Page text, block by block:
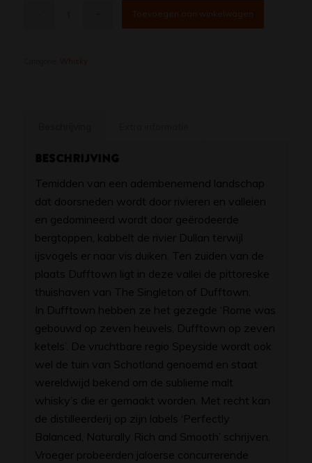
Toevoegen aan winkelwagen
Whisky
Beschrijving
Temidden van een adembenemend landschap
dat doorsneden wordt door rivieren en valleien
en gedomineerd wordt door geërodeerde
bergtoppen, kabbelt de rivier Dullan terwijl
ijsvogels er naar vis duiken. Ten zuiden van de
plaats Dufftown ligt in deze vallei de pittoreske
thuishaven van The Singleton of Dufftown.
In Dufftown hebben ze het gezegde ‘Rome was
gebouwd op zeven heuvels, Dufftown op zeven
ketels’. De vruchtbare regio Speyside wordt ook
wel de tuin van Schotland genoemd en staat
wereldwijd bekend om de sublieme malt
whisky’s die er gemaakt worden. Met recht kan
de distilleerderij op zijn labels ‘Perfectly
Balanced, Naturally Rich and Smooth’ schrijven.
Vroeger probeerden jaloerse concurrerende